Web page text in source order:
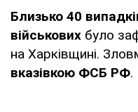
Близько 40
військових було
на Харківщині.
вказівкою ФСБ РФ.